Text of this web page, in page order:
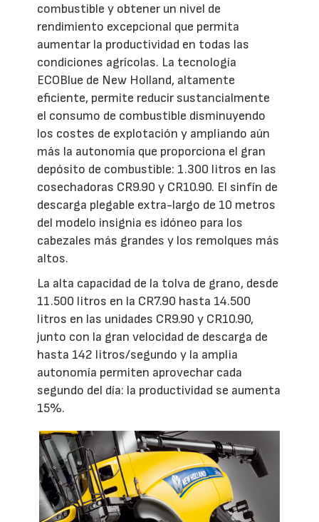
combustible y obtener un nivel de
rendimiento excepcional que permita
aumentar la productividad en todas las
condiciones agrícolas. La tecnología
ECOBlue de New Holland, altamente
eficiente, permite reducir sustancialmente
el consumo de combustible disminuyendo
los costes de explotación y ampliando aún
más la autonomía que proporciona el gran
depósito de combustible: 1.300 litros en las
cosechadoras CR9.90 y CR10.90. El sinfín de
descarga plegable extra-largo de 10 metros
del modelo insignia es idóneo para los
cabezales más grandes y los remolques más
altos.
La alta capacidad de la tolva de grano, desde
11.500 litros en la CR7.90 hasta 14.500
litros en las unidades CR9.90 y CR10.90,
junto con la gran velocidad de descarga de
hasta 142 litros/segundo y la amplia
autonomía permiten aprovechar cada
segundo del día: la productividad se aumenta
15%.